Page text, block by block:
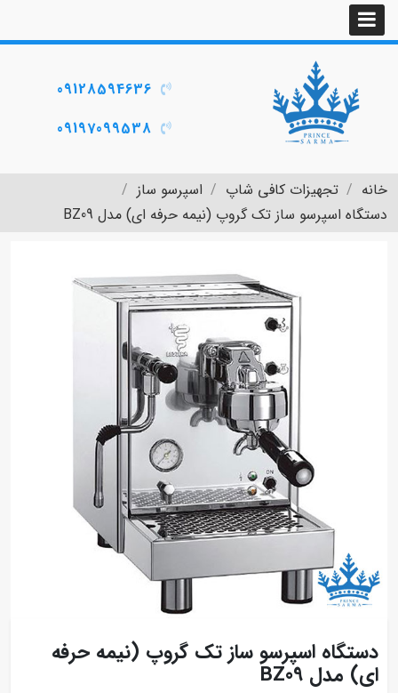
09128594636
09197099538
خانه تجهیزات کافی شاپ
اسپرسو ساز
دستگاه اسپرسو ساز تک گروپ (نیمه حرفه ای) مدل BZ09
دستگاه اسپرسو ساز تک گروپ (نیمه حرفه
ای) مدل BZ09